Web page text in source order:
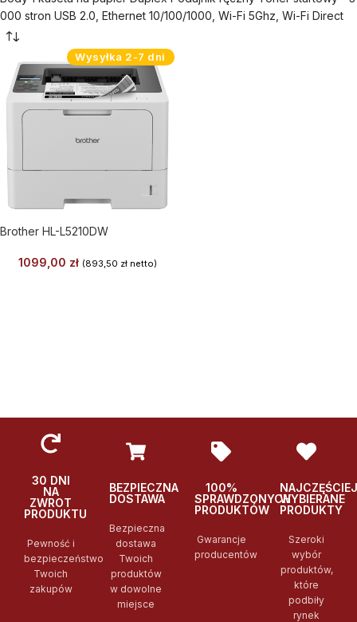
000 stron USB 2.0, Ethernet 10/100/1000, Wi-Fi 5Ghz, Wi-Fi Direct
Wysyłka 2-7 dni
Brother HL-L5210DW
1099,00 zł (893,50 złnetto)
30 DNI
NA
ZWROT
PRODUKTU
Pewność i
bezpieczeństwo
Twoich
zakupów
BEZPIECZNA
DOSTAWA
Bezpieczna
dostawa
Twoich
produktów
w dowolne
miejsce
100%
SPRAWDZONYCH
PRODUKTÓW
Gwarancje
producentów
NAJCZĘŚCIEJ
WYBIERANE
PRODUKTY
Szeroki
wybór
produktów,
które
podbiły
rynek